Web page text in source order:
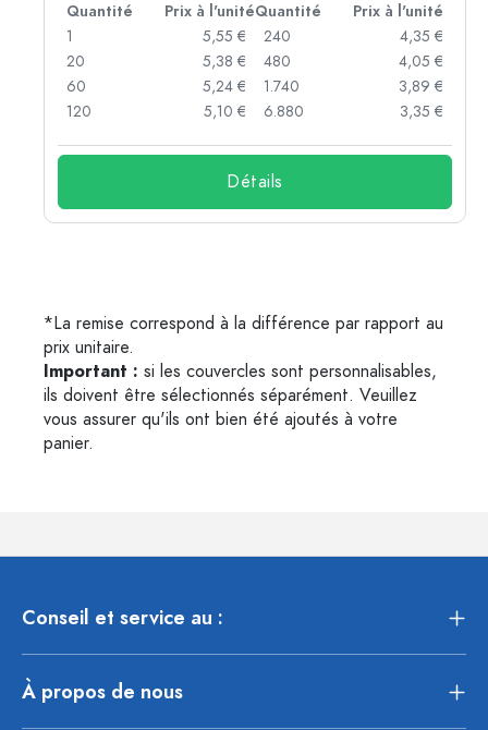
Quantité Prix à l'unitéQuantité
Prix à l'unité
1
5,55 €
20
5,38 €
60
5,24 €
120
5,10 €
240
4,35 €
480
4,05 €
1.740
3,89 €
6.880
3,35 €
Détails
*La remise correspond à la différence par rapport au
prix unitaire.
Important : si les couvercles sont personnalisables,
ils doivent être sélectionnés séparément. Veuillez
vous assurer qu'ils ont bien été ajoutés à votre
panier.
Conseil et service au :
À propos de nous